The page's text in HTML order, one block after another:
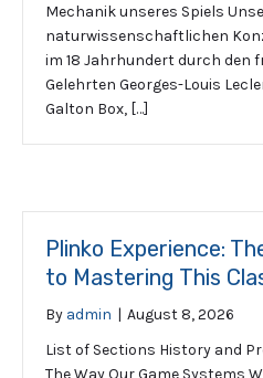
Mechanik unseres Spiels
naturwissenschaftlichen
im 18 Jahrhundert durch den
Gelehrten Georges-Louis
Galton Box, […]
Plinko Experience:
to Mastering This
By admin | August 8, 2026
List of Sections History and
The Way Our Game Systems